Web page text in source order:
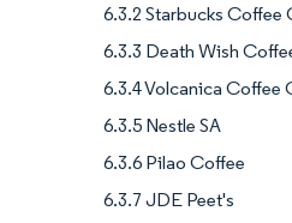
6.3.2 Starbucks Coffee
6.3.3 Death Wish
6.3.4 Volcanica Coffee
6.3.5 Nestle SA
6.3.6 Pilao Coffee
6.3.7 JDE Peet's